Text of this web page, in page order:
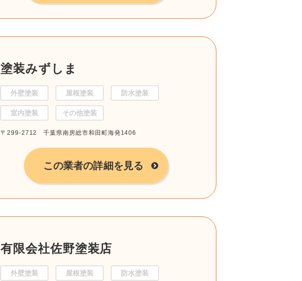
塗装みずしま
外壁塗装 屋根塗装 防水塗装
室内塗装 その他塗装
〒299-2712 千葉県南房総市和田町海発1406
この業者の詳細を見る
有限会社佐野塗装店
外壁塗装 屋根塗装 防水塗装